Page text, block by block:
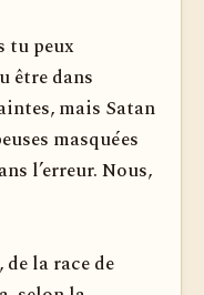
tu peux
être dans
mais Satan
masquées
l’erreur. Nous,
de la race de